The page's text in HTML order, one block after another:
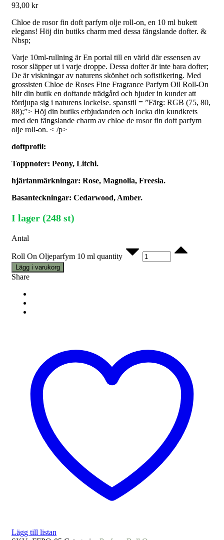
93,00 kr
Chloe de rosor fin doft parfym olje roll-on, en 10 ml bukett
elegans! Höj din butiks charm med dessa fängslande dofter. &
Nbsp;
Varje 10ml-rullning är En portal till en värld där essensen av
rosor släpper ut i varje droppe. Dessa dofter är inte bara dofter;
De är viskningar av naturens skönhet och sofistikering. Med
grossisten Chloe de Roses Fine Fragrance Parfym Oil Roll-On
blir din butik en doftande trädgård och bjuder in kunder att
fördjupa sig i naturens lockelse. spanstil = ”Färg: RGB (75, 80,
88);”> Höj din butiks erbjudanden och locka din kundkrets
med den fängslande charm av chloe de rosor fin doft parfym
olje roll-on. < /p>
doftprofil:
Toppnoter: Peony, Litchi.
hjärtanmärkningar: Rose, Magnolia, Freesia.
Basanteckningar: Cedarwood, Amber.
I lager (248 st)
Antal
Roll On Oljeparfym 10 ml quantity
Lägg i varukorg
Share
Lägg till listan